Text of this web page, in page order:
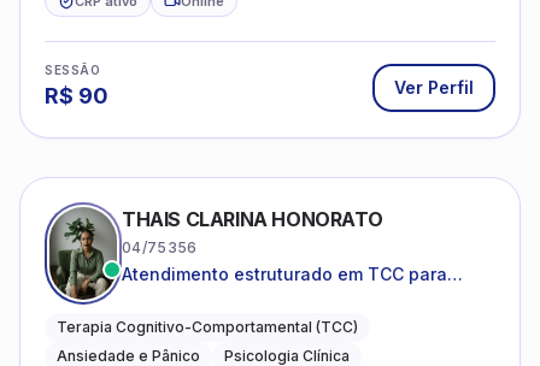
SESSÃO
R$ 90 Ver Perfil
THAIS CLARINA HONORATO
04/75356
Atendimento estruturado em TCC para
excessiva
Terapia Cognitivo-Comportamental (TCC)
Ansiedade e Pânico
Psicologia Clínica